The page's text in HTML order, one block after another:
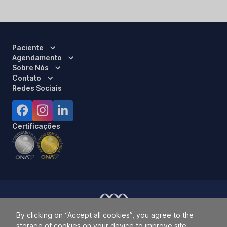
By clicking on “Accept all cookies”, you agree to the
Paciente
Agendamento
Sobre Nós
Contato
Redes Sociais
Certificações
Responsável Técnico:
Dra. Luci Mara Barbiero – CRM 120.433/SP